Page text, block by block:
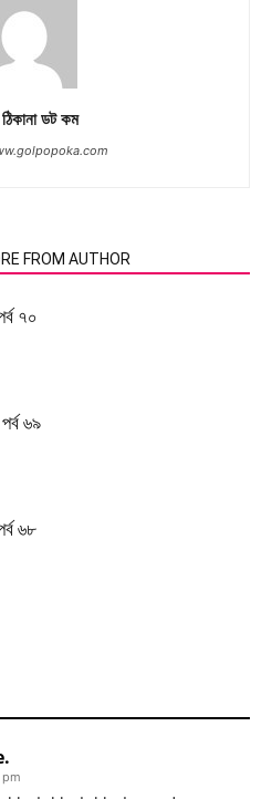
ঠিকানা ডট কম
FROM AUTHOR
৭০
৬৯
৬৮